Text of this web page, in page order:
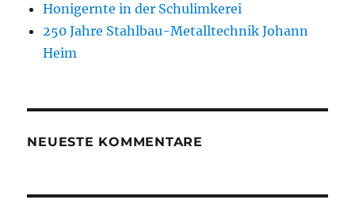
Honigernte in der Schulimkerei
250 Jahre Stahlbau-Metalltechnik Johann
Heim
NEUESTE KOMMENTARE